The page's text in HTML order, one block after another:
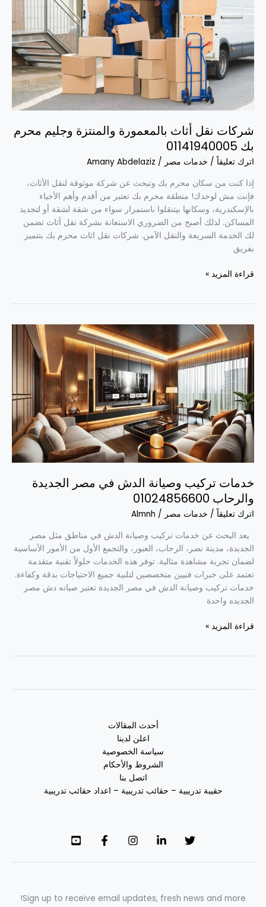
شركات نقل أثاث بالمعمورة والمنتزة وجليم محرم
بك 01141940005
اترك تعليقاً / خدمات مصر /
Amany Abdelaziz
إذا كنت من سكان محرم بك وتبحث عن شركة موثوقة لنقل الأثاث،
فإنت مش لوحدك! منطقة محرم بك تعتبر من أقدم وأهم الأحياء
بالإسكندرية، وسكانها بيتنقلوا باستمرار سواء من شقة لشقة أو لتجديد
المساكن. لذلك أصبح من الضروري الاستعانة بشركة نقل أثاث تضمن
لك الخدمة السريعة والنقل الآمن. شركات نقل اثاث محرم بك بتتميز
بفريق
والمنتزة
وجليم
بك
01141940005
قراءة المزيد »
خدمات تركيب وصيانة الدش في مصر الجديدة
والرحاب 01024856600
اترك تعليقاً / خدمات مصر /
Almnh
يعد البحث عن خدمات تركيب وصيانة الدش في مناطق مثل مصر
الجديدة، مدينة نصر، الرحاب، العبور، والتجمع الأول من الأمور الأساسية
لضمان تجربة مشاهدة مثالية. توفر هذه الخدمات حلولاً تقنية متقدمة
تعتمد على خبرات فنيين متخصصين لتلبية جميع الاحتياجات بدقة وكفاءة.
خدمات تركيب وصيانة الدش في مصر الجديدة تعتبر صيانه دش مصر
الجديده واحدة
خدمات
تركيب
وصيانة
الدش
في
مصر
الجديدة
والرحاب
01024856600
قراءة المزيد »
أحدث المقالات
اعلن لدينا
سياسة الخصوصية
الشروط والأحكام
اتصل بنا
حقيبة تدريبية – حقائب تدريبية – اعداد حقائب تدريبية
Sign up to receive email updates, fresh news and more!